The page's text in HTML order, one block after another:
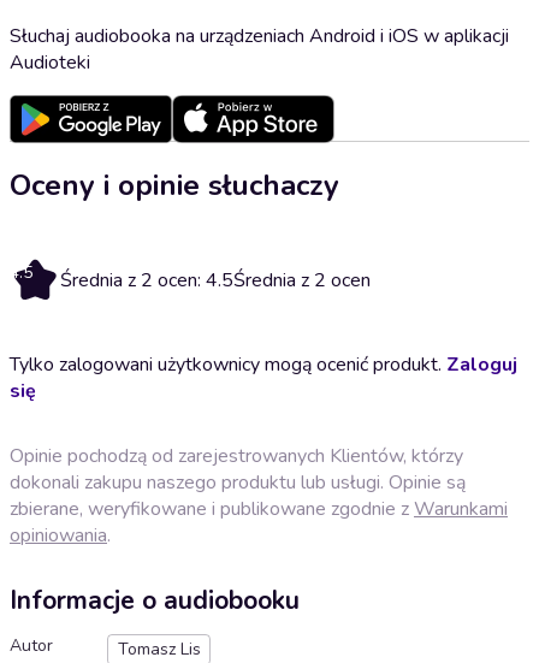
Słuchaj audiobooka na urządzeniach Android i iOS w aplikacji
Audioteki
Oceny i opinie słuchaczy
4.5 Średnia z 2 ocen: 4.5Średnia z 2 ocen
Tylko zalogowani użytkownicy mogą ocenić produkt. Zaloguj
się
Opinie pochodzą od zarejestrowanych Klientów, którzy
dokonali zakupu naszego produktu lub usługi. Opinie są
zbierane, weryfikowane i publikowane zgodnie zWarunkami
opiniowania.
Informacje o audiobooku
Autor
Tomasz Lis